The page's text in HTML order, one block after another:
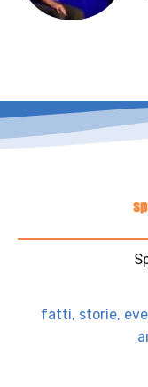
fatti, storie,